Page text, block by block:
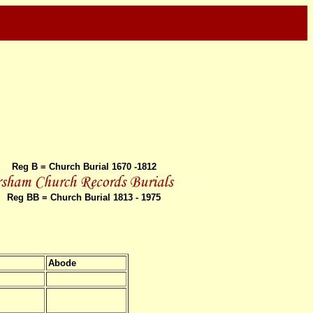
Reg B = Church Burial 1670 -1812
Reg BB = Church Burial 1813 - 1975
Abode